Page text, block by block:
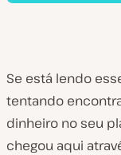
Se está lendo
tentando
dinheiro no seu
chegou aqui